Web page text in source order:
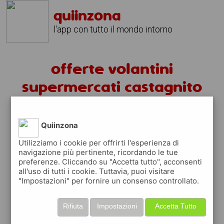
quiinzona
l'app con tutto il mondo intorno
offerte volantini
supermercati castagnito
sfogliagratisi volantinidei supermercati a
castagnitoin modo faciledal tuo cellulare
grazie ai volantini nella città dicastagnito
Quiinzona
Utilizziamo i cookie per offrirti l'esperienza di
navigazione più pertinente, ricordando le tue
preferenze. Cliccando su "Accetta tutto", acconsenti
all'uso di tutti i cookie. Tuttavia, puoi visitare
"Impostazioni" per fornire un consenso controllato.
Accetta Tutto
Impostazioni
Rifiuta